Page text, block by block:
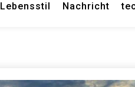
Lebensstil Nachricht